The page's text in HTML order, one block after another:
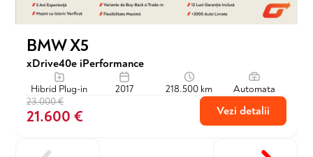
BMW X5
xDrive40e iPerformance
Hibrid Plug-in 2017 218.500 km
Automata
23.000 €
21.600 € Vezi detalii